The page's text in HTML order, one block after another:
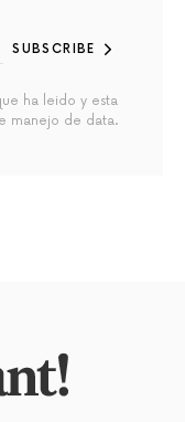
SUBSCRIBE
ha leido y esta
manejo de data.